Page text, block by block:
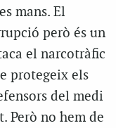
mans. El
però és un
el narcotràfic
protegeix els
del medi
Però no hem de